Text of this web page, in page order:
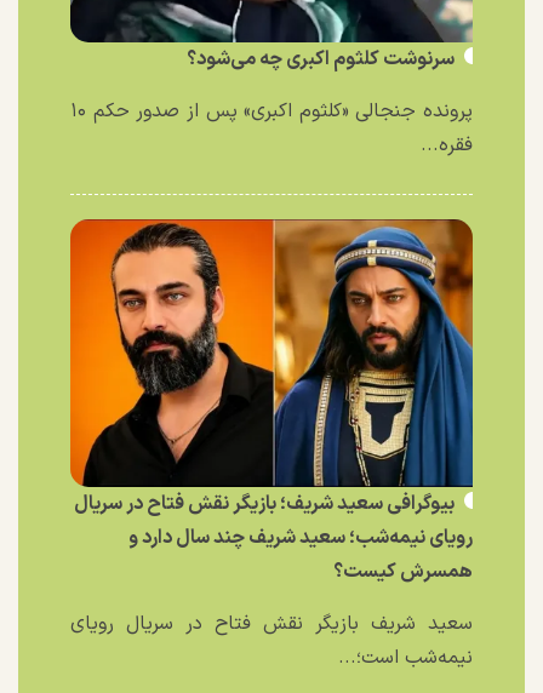
سرنوشت کلثوم اکبری چه می‌شود؟
پرونده جنجالی «کلثوم اکبری» پس از صدور حکم ۱۰
فقره...
بیوگرافی سعید شریف؛ بازیگر نقش فتاح در سریال
رویای نیمه‌شب؛ سعید شریف چند سال دارد و
همسرش کیست؟
سعید شریف بازیگر نقش فتاح در سریال رویای
نیمه‌شب است؛...